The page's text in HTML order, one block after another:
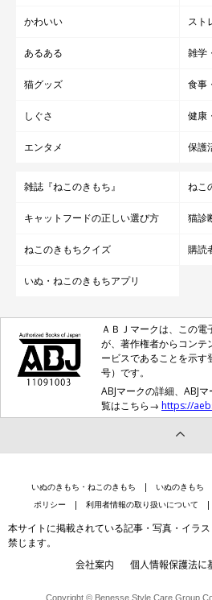
かわいい スト
あるある 雑学
猫グッズ 食事
しぐさ 健康
エンタメ 保護
雑誌『ねこのきもち』 ねこ
キャットフードの正しい選び方 猫診
ねこのきもちクイズ 購読
いぬ・ねこのきもちアプリ
ＡＢＪマークは、この
が、著作権者からコンテ
ービスであることを示
号）です。
ABJマークの詳細、ABJ
覧はこちら→ https://
いぬのきもち・ねこのきもち いぬのきもち
ポリシー
利用者情報の取り扱いについて
本サイトに掲載されている記事・写真・イラ
禁じます。
会社案内 個人情報保護法に
Copyright © Benesse Style Care Group